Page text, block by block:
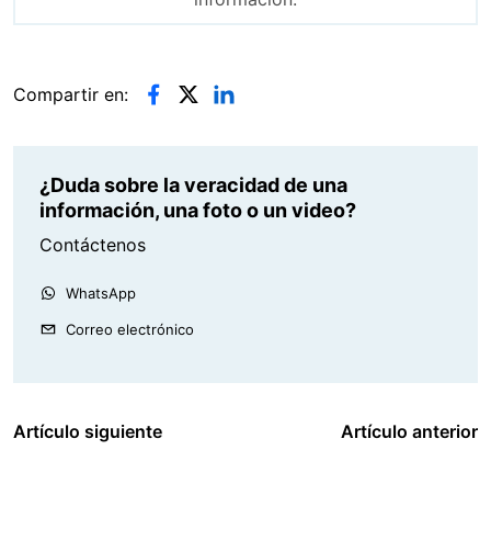
Compartir en:
¿Duda sobre la veracidad de una
información, una foto o un video?
Contáctenos
WhatsApp
Correo electrónico
Artículo siguiente Artículo anterior